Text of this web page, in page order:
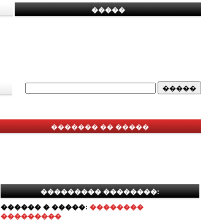
�����
������� �� �����
��������� ��������:
������ � �����: ��������
���������